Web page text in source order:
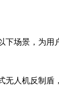
场景，为用
人机反制盾